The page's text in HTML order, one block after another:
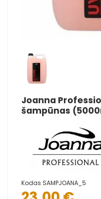
Joanna
šampūnas
Kodas SAMPJOANA_5